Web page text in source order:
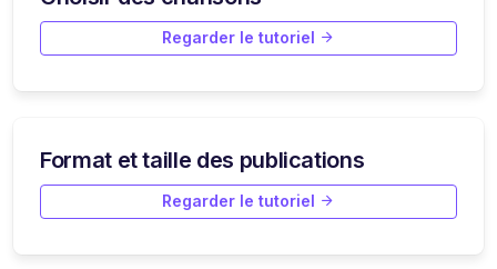
Regarder le tutoriel
Format et taille des publications
Regarder le tutoriel